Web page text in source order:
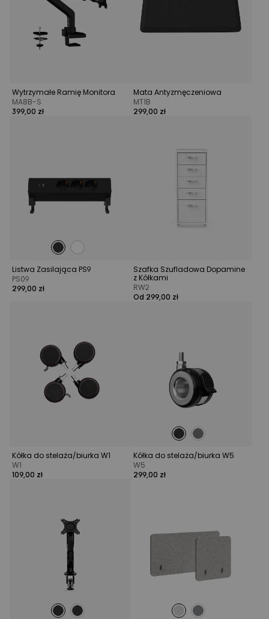
Wytrzymałe Ramię Monitora
MA8B-S
399,00 zł
Mata Antyzmęczeniowa
MT1B
299,00 zł
Listwa Zasilająca PS9
PS09
299,00 zł
Szafka Szufladowa Dopamine
z Kółkami
RW2
Od 299,00 zł
Kółka do stelaża/biurka W1
W1
109,00 zł
Kółka do stelaża/biurka W5
W5
299,00 zł